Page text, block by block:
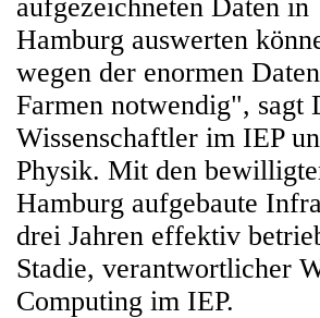
aufgezeichneten Daten in
Hamburg auswerten
wegen der enormen
Farmen notwendig", sagt
Wissenschaftler im IEP
Physik. Mit den
Hamburg aufgebaute
drei Jahren effektiv
Stadie, verantwortlicher
Computing im IEP.